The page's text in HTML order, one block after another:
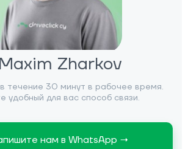
Zharkov
течение 30 минут в рабочее время.
удобный для вас способ связи.
нам в WhatsApp →